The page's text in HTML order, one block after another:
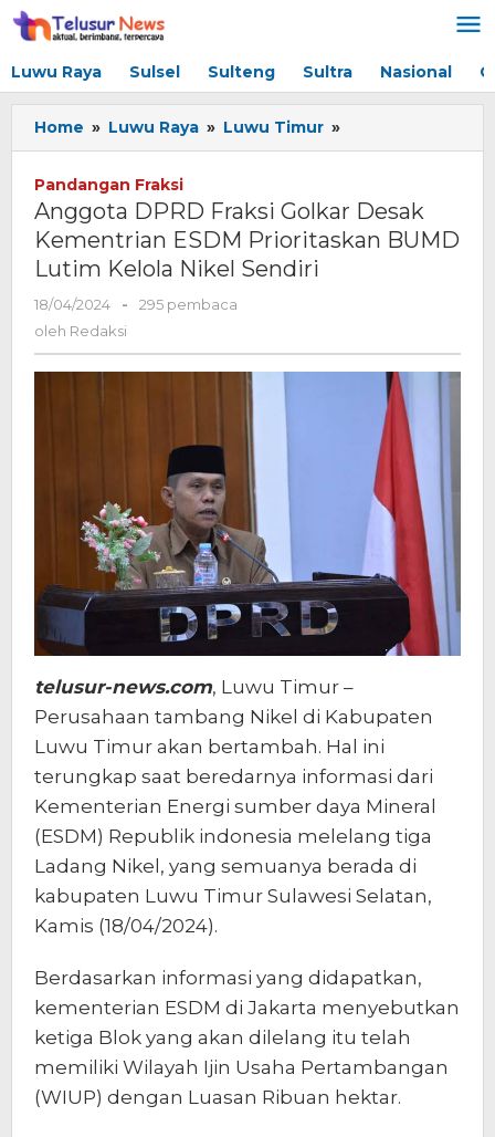
Lewati
ke
Luwu Raya Sulsel Sulteng Sultra Nasional
Home » Luwu Raya » Luwu Timur »
DPRD
Desak
Kementrian
Kelola
Sendiri
Pandangan Fraksi
Anggota DPRD Fraksi Golkar Desak
Kementrian ESDM Prioritaskan BUMD
Lutim Kelola Nikel Sendiri
18/04/2024
oleh
Redaksi
-
295 pembaca
oleh Redaksi
telusur-news.com, Luwu Timur –
Perusahaan tambang Nikel di Kabupaten
Luwu Timur akan bertambah. Hal ini
terungkap saat beredarnya informasi dari
Kementerian Energi sumber daya Mineral
(ESDM) Republik indonesia melelang tiga
Ladang Nikel, yang semuanya berada di
kabupaten Luwu Timur Sulawesi Selatan,
Kamis (18/04/2024).
Berdasarkan informasi yang didapatkan,
kementerian ESDM di Jakarta menyebutkan
ketiga Blok yang akan dilelang itu telah
memiliki Wilayah Ijin Usaha Pertambangan
(WIUP) dengan Luasan Ribuan hektar.